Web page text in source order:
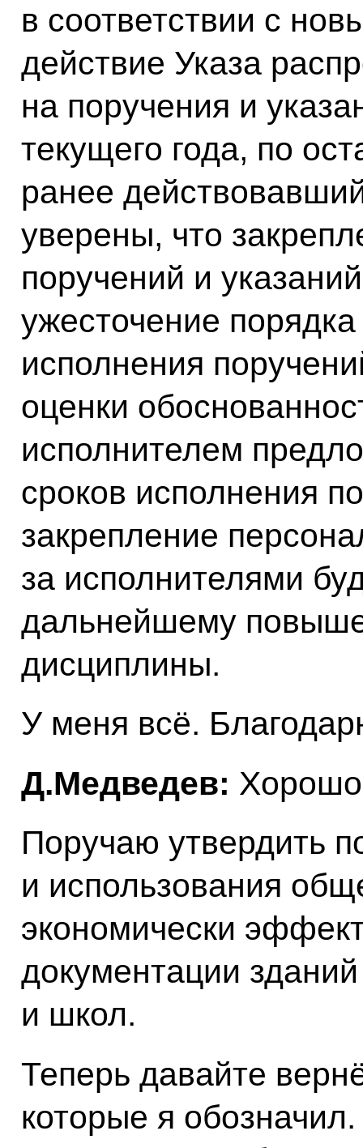
в соответствии с
действие Указа
на поручения и
текущего года, по
ранее
уверены, что
поручений и
ужесточение
исполнения
оценки
исполнителем
сроков исполнения
закрепление
за исполнителями
дальнейшему
дисциплины.
У меня всё.
Д.Медведев:
Поручаю утвердить
и использования
экономически
документации
и школ.
Теперь давайте
которые я